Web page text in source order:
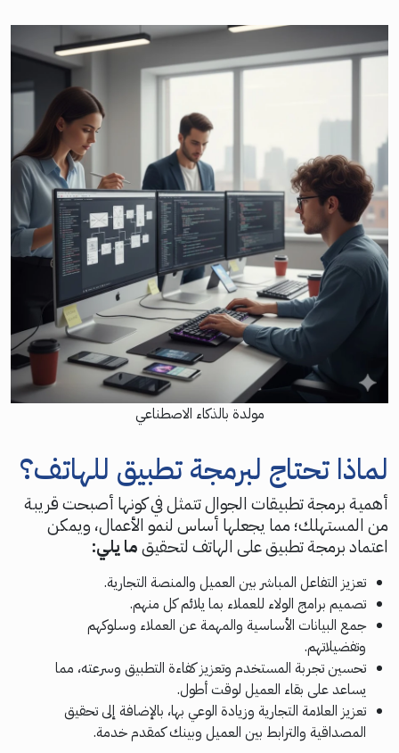
مولدة بالذكاء الاصطناعي
لماذا تحتاج لبرمجة تطبيق للهاتف؟
أهمية برمجة تطبيقات الجوال تتمثل في كونها أصبحت قريبة
من المستهلك؛ مما يجعلها أساس لنمو الأعمال، ويمكن
اعتماد برمجة تطبيق على الهاتف لتحقيقما يلي:
تعزيز التفاعل المباشر بين العميل والمنصة التجارية.
تصميم برامج الولاء للعملاء بما يلائم كل منهم.
جمع البيانات الأساسية والمهمة عن العملاء وسلوكهم
وتفضيلاتهم.
تحسين تجربة المستخدم وتعزيز كفاءة التطبيق وسرعته، مما
يساعد على بقاء العميل لوقت أطول.
تعزيز العلامة التجارية وزيادة الوعي بها، بالإضافة إلى تحقيق
المصداقية والترابط بين العميل وبينك كمقدم خدمة.